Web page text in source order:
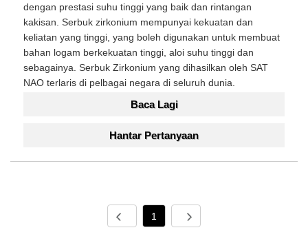
dengan prestasi suhu tinggi yang baik dan rintangan
kakisan. Serbuk zirkonium mempunyai kekuatan dan
keliatan yang tinggi, yang boleh digunakan untuk membuat
bahan logam berkekuatan tinggi, aloi suhu tinggi dan
sebagainya. Serbuk Zirkonium yang dihasilkan oleh SAT
NAO terlaris di pelbagai negara di seluruh dunia.
Baca Lagi
Hantar Pertanyaan
1